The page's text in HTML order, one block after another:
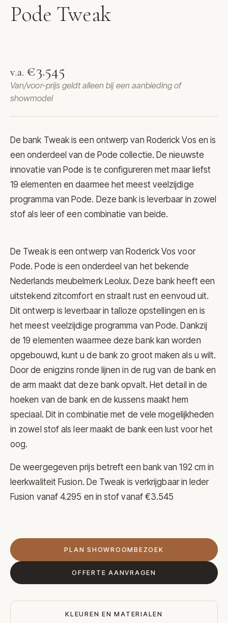
Pode Tweak
v.a. €3.545
Van/voor-prijs geldt alleen bij een aanbieding of
showmodel
De bank Tweak is een ontwerp van Roderick Vos en is
een onderdeel van de Pode collectie. De nieuwste
innovatie van Pode is te configureren met maar liefst
19 elementen en daarmee het meest veelzijdige
programma van Pode. Deze bank is leverbaar in zowel
stof als leer of een combinatie van beide.
De Tweak is een ontwerp van Roderick Vos voor
Pode. Pode is een onderdeel van het bekende
Nederlands meubelmerk Leolux. Deze bank heeft een
uitstekend zitcomfort en straalt rust en eenvoud uit.
Dit ontwerp is leverbaar in talloze opstellingen en is
het meest veelzijdige programma van Pode. Dankzij
de 19 elementen waarmee deze bank kan worden
opgebouwd, kunt u de bank zo groot maken als u wilt.
Door de enigzins ronde lijnen in de rug van de bank en
de arm maakt dat deze bank opvalt. Het detail in de
hoeken van de bank en de kussens maakt hem
speciaal. Dit in combinatie met de vele mogelijkheden
in zowel stof als leer maakt de bank een lust voor het
oog.
De weergegeven prijs betreft een bank van 192 cm in
leerkwaliteit Fusion. De Tweak is verkrijgbaar in leder
Fusion vanaf 4.295 en in stof vanaf €3.545
PLAN SHOWROOMBEZOEK
OFFERTE AANVRAGEN
KLEUREN EN MATERIALEN